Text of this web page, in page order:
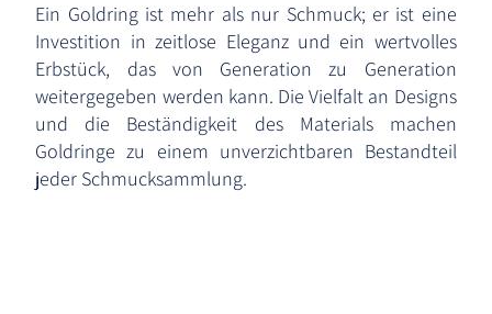
Ein Goldring ist mehr als nur Schmuck; er ist eine
Investition in zeitlose Eleganz und ein wertvolles
Erbstück, das von Generation zu Generation
weitergegeben werden kann. Die Vielfalt an Designs
und die Beständigkeit des Materials machen
Goldringe zu einem unverzichtbaren Bestandteil
jeder Schmucksammlung.